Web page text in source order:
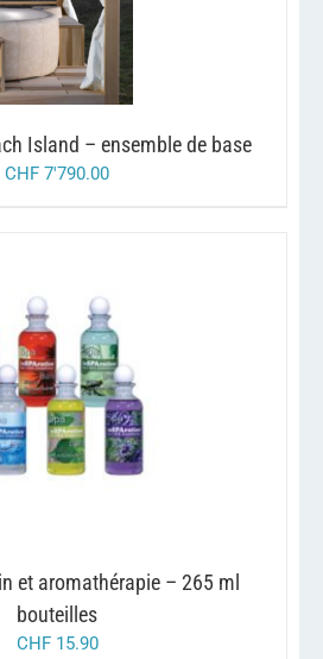
Island – ensemble de base
CHF 7'790.00
OPTIONS CE
PRODUIT
PLUSIEURS
VARIATIONS.
CHOISIES
LA
PAGE
/ DETAILS
et aromathérapie – 265 ml
bouteilles
CHF15.90